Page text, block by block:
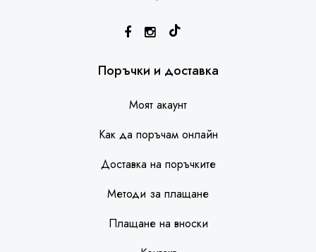
Поръчки и доставка
Моят акаунт
Как да поръчам онлайн
Доставка на поръчките
Методи за плащане
Плащане на вноски
SleepHouse асистент